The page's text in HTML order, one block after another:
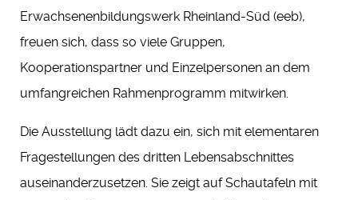
Erwachsenenbildungswerk Rheinland-Süd (eeb),
freuen sich, dass so viele Gruppen,
Kooperationspartner und Einzelpersonen an dem
umfangreichen Rahmenprogramm mitwirken.
Die Ausstellung lädt dazu ein, sich mit elementaren
Fragestellungen des dritten Lebensabschnittes
auseinanderzusetzen. Sie zeigt auf Schautafeln mit